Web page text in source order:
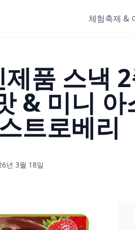
체험축제 &
품 스낵
& 미니 아
트로베리
년 3월 18일